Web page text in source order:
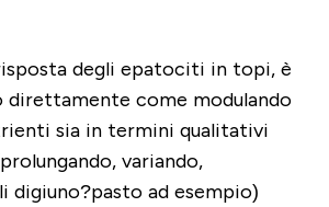
degli epatociti in topi, è
direttamente come modulando
sia in termini qualitativi
variando,
digiuno?pasto ad esempio)